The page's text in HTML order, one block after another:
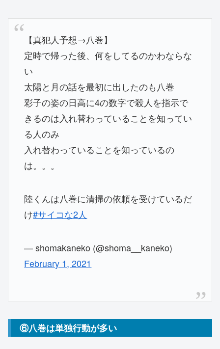
【真犯人予想→八巻】
定時で帰った後、何をしてるのかわならな
い
太陽と月の話を最初に出したのも八巻
彩子の姿の日高に4の数字で殺人を指示で
きるのは入れ替わっていることを知ってい
る人のみ
入れ替わっていることを知っているの
は。。。
陸くんは八巻に清掃の依頼を受けているだ
け#サイコな2人
— shomakaneko (@shoma__kaneko)
February 1, 2021
⑥八巻は単独行動が多い